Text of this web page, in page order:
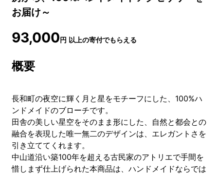
お届け～
93,000円 以上の寄付でもらえる
概要
長和町の夜空に輝く月と星をモチーフにした、100%ハ
ンドメイドのブローチです。
田舎の美しい星空をそのまま形にした、自然と都会との
融合を表現した唯一無二のデザインは、エレガントさを
引き立ててくれます。
中山道沿い築100年を超える古民家のアトリエで手間を
惜しまず仕上げられた本商品は、ハンドメイドならでは